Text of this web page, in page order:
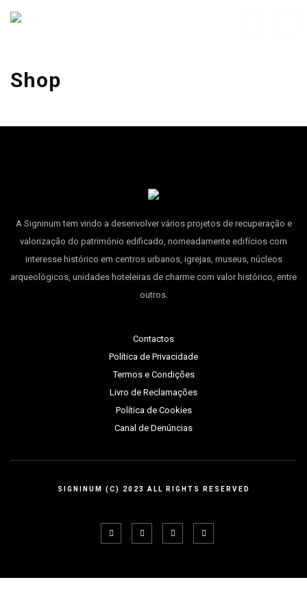
Shop
A Signinum tem vindo a desenvolver vários projetos de recuperação e
valorização do património edificado, nomeadamente edifícios com
interesse histórico em centros urbanos, igrejas, museus, núcleos
arqueológicos, unidades hoteleiras de charme com valor histórico, entre
outros.
Contactos
Política de Privacidade
Termos e Condições
Livro de Reclamações
Política de Cookies
Canal de Denúncias
SIGNINUM (C) 2023 ALL RIGHTS RESERVED